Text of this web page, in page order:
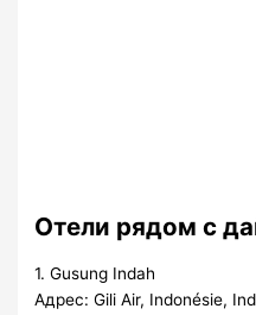
Отели рядом с
1. Gusung Indah
Адрес: Gili Air, Indonésie,